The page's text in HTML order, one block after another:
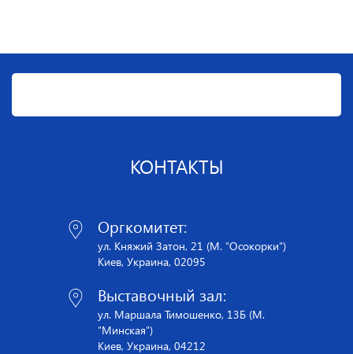
КОНТАКТЫ
Оргкомитет:
ул. Княжий Затон, 21 (М. "Осокорки")
Киев, Украина, 02095
Выставочный зал:
ул. Маршала Тимошенко, 13Б (М.
"Минская")
Киев, Украина, 04212